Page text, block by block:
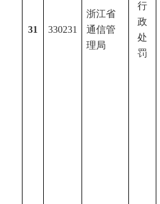
31 330231
浙江省
通信管
理局
行
政
处
罚